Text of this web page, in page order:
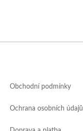
Obchodní podmínky
Ochrana osobních údajů